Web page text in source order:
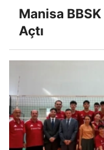
Manisa
Açtı